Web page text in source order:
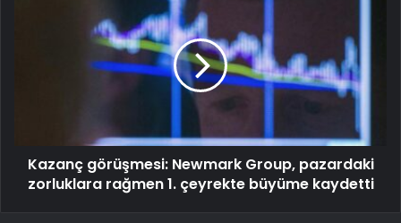
Kazanç görüşmesi: Newmark Group, pazardaki
zorluklara rağmen 1. çeyrekte büyüme kaydetti